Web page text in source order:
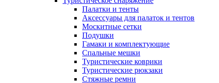
Палатки и тенты
Аксессуары для палаток и тентов
Москитные сетки
Подушки
Гамаки и комплектующие
Спальные мешки
Туристические коврики
Туристические рюкзаки
Стяжные ремни